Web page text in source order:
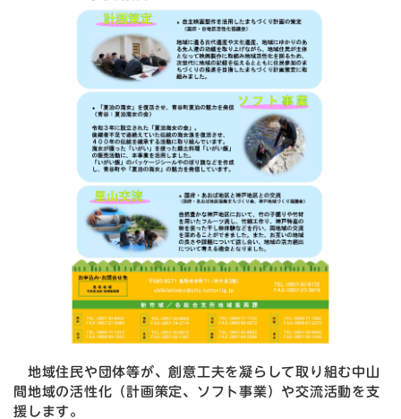
地域住民や団体等が、創意工夫を凝らして取り組む中山
間地域の活性化（計画策定、ソフト事業）や交流活動を支
援します。